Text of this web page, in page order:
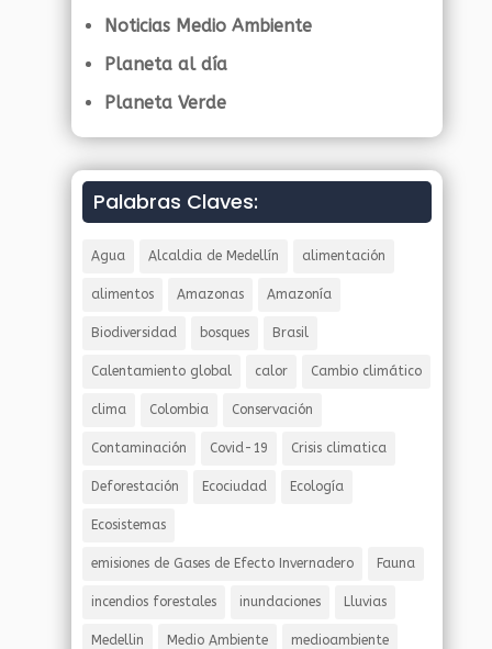
Noticias Medio Ambiente
Planeta al día
Planeta Verde
Palabras Claves:
Agua Alcaldia de Medellín alimentación
alimentos Amazonas Amazonía
Biodiversidad bosques Brasil
Calentamiento global calor Cambio climático
clima Colombia Conservación
Contaminación Covid-19 Crisis climatica
Deforestación Ecociudad Ecología
Ecosistemas
emisiones de Gases de Efecto Invernadero Fauna
incendios forestales inundaciones Lluvias
Medellin Medio Ambiente medioambiente